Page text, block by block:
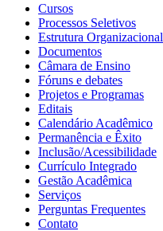
Cursos
Processos Seletivos
Estrutura Organizacional
Documentos
Câmara de Ensino
Fóruns e debates
Projetos e Programas
Editais
Calendário Acadêmico
Permanência e Êxito
Inclusão/Acessibilidade
Currículo Integrado
Gestão Acadêmica
Serviços
Perguntas Frequentes
Contato